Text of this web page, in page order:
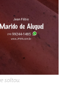
soltou.